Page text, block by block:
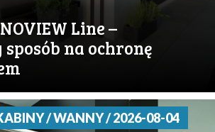
Line –
na ochronę
/ WANNY / 2026-08-04